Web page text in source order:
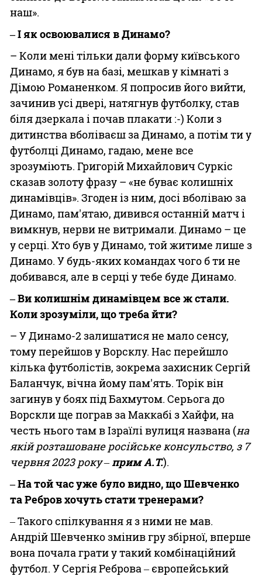
наш».
‒ І як освоювалися в Динамо?
– Коли мені тільки дали форму київського
Динамо, я був на базі, мешкав у кімнаті з
Дімою Романенком. Я попросив його вийти,
зачинив усі двері, натягнув футболку, став
біля дзеркала і почав плакати :-) Коли з
дитинства вболіваєш за Динамо, а потім ти у
футболці Динамо, гадаю, мене все
зрозуміють. Григорій Михайлович Суркіс
сказав золоту фразу – «не буває колишніх
динамівців». Згоден із ним, досі вболіваю за
Динамо, пам'ятаю, дивився останній матч і
вимкнув, нерви не витримали. Динамо – це
у серці. Хто був у Динамо, той житиме лише з
Динамо. У будь-яких командах чого б ти не
добивався, але в серці у тебе буде Динамо.
‒ Ви колишнім динамівцем все ж стали.
Коли зрозуміли, що треба йти?
– У Динамо-2 залишатися не мало сенсу,
тому перейшов у Ворсклу. Нас перейшло
кілька футболістів, зокрема захисник Сергій
Баланчук, вічна йому пам'ять. Торік він
загинув у боях під Бахмутом. Серьога до
Ворскли ще пограв за Маккабі з Хайфи, на
честь нього там в Ізраїлі вулиця названа (на
якій розташоване російське консульство, з 7
червня 2023 року ‒прим А.Т.).
‒ На той час уже було видно, що Шевченко
та Ребров хочуть стати тренерами?
‒ Такого спілкування я з ними не мав.
Андрій Шевченко змінив гру збірної, вперше
вона почала грати у такий комбінаційний
футбол. У Сергія Реброва ‒ європейський